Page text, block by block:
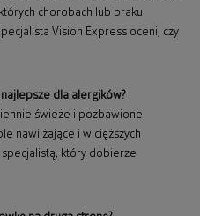
chorobach lub braku
Vision Express oceni, czy
dla alergików?
świeże i pozbawione
nawilżające i w cięższych
który dobierze